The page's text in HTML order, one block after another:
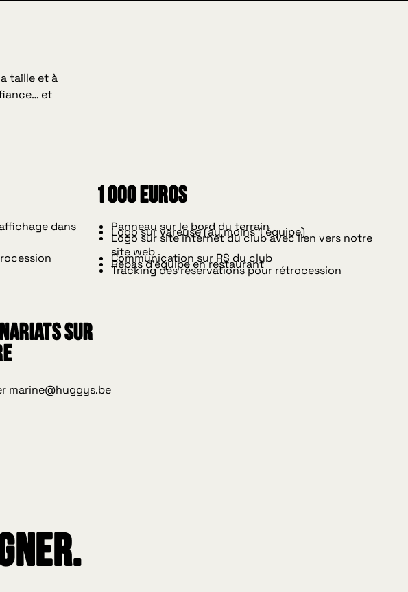
taille et à
et
dans
1 000 euros
Panneau sur le bord du terrain
Logo sur vareuse (au moins 1 équipe)
Logo sur site internet du club avec lien vers notre
site web
Communication sur RS du club
Repas d'équipe en restaurant
Tracking des réservations pour rétrocession
sur
marine@huggys.be